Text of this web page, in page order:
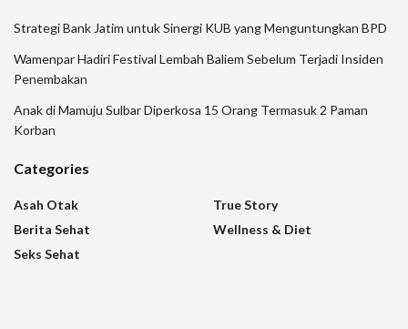
Strategi Bank Jatim untuk Sinergi KUB yang Menguntungkan BPD
Wamenpar Hadiri Festival Lembah Baliem Sebelum Terjadi Insiden
Penembakan
Anak di Mamuju Sulbar Diperkosa 15 Orang Termasuk 2 Paman
Korban
Categories
Asah Otak
Berita Sehat
Seks Sehat
True Story
Wellness & Diet